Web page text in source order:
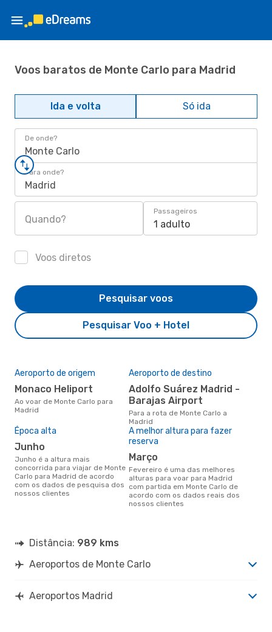
Voos baratos de Monte Carlo para Madrid
Ida e volta Só ida
De onde?
Monte Carlo
Para onde?
Madrid
Quando?
Passageiros
1 adulto
Voos diretos
Pesquisar Voo + Hotel
Pesquisar voos
Aeroporto de origem
Monaco Heliport
Ao voar de Monte Carlo para
Madrid
Aeroporto de destino
Adolfo Suárez Madrid -
Barajas Airport
Para a rota de Monte Carlo a
Madrid
Época alta
junho
junho é a altura mais
concorrida para viajar de Monte
Carlo para Madrid de acordo
com os dados de pesquisa dos
nossos clientes
A melhor altura para fazer
reserva
março
fevereiro é uma das melhores
alturas para voar para Madrid
com partida em Monte Carlo de
acordo com os dados reais dos
nossos clientes
Distância: 989 kms
Aeroportos de Monte Carlo
Aeroportos Madrid